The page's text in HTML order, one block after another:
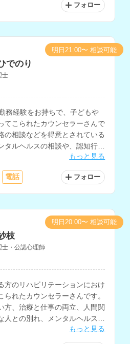
フォロー
でのり
士
務経験をお持ちで、子どもや
てこられたカウンセラーさんで
の相談などを得意とされている
ルヘルスの相談や、認知行動
もっと見る
電話 フォロー
明日21:00〜 相談可能
枝
士・公認心理師
方のリハビリテーションにおけ
られたカウンセラーさんです。
方、治療と仕事の両立、人間関
との別れ、メンタルヘルス、
の相談等に対応されています。
もっと見る
明日20:00〜 相談可能